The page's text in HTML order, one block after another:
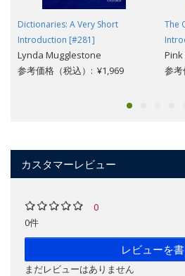
Dictionaries: A Very Short
Introduction [#281]
Lynda Mugglestone
参考価格（税込）: ¥1,969
The
参
カスタマーレビュー
0
0件
レビューを書
まだレビューはありません